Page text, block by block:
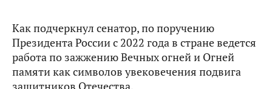
Как подчеркнул сенатор, по поручению
Президента России с 2022 года в стране ведется
работа по зажжению Вечных огней и Огней
памяти как символов увековечения подвига